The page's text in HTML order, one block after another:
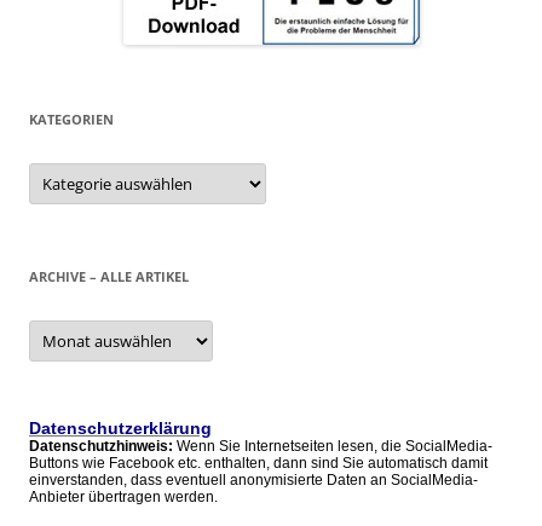
KATEGORIEN
Kategorien
ARCHIVE – ALLE ARTIKEL
Archive
alle
Datenschutzerklärung
Datenschutzhinweis: Wenn Sie Internetseiten lesen, die SocialMedia-
Buttons wie Facebook etc. enthalten, dann sind Sie automatisch damit
einverstanden, dass eventuell anonymisierte Daten an SocialMedia-
Anbieter übertragen werden.